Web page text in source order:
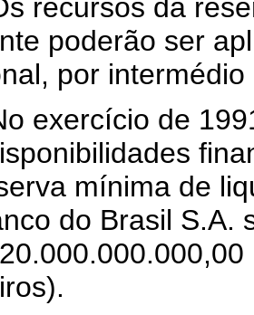
recursos da
poderão ser
por
exercício de
mínima de
do Brasil S.A.